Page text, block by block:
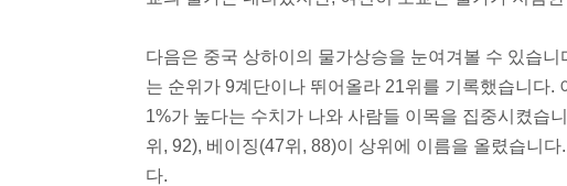
다음은 중국 상하이의 물가상승을 눈여겨볼 수 있습
는 순위가 9계단이나 뛰어올라 21위를 기록했습니다
1%가 높다는 수치가 나와 사람들 이목을 집중시켰습
위, 92), 베이징(47위, 88)이 상위에 이름을 올렸습니
다.